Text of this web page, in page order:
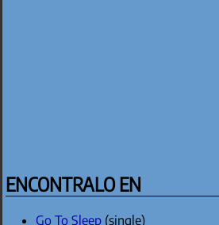
ENCONTRALO EN
Go To Sleep(single)